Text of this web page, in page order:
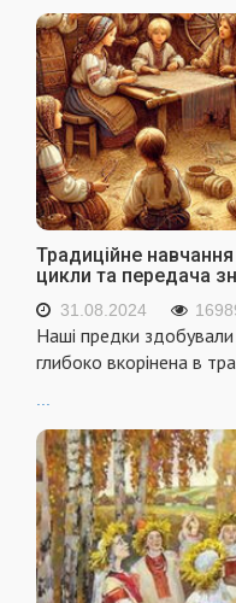
Традиційне
цикли та передача
31.08.2024
Наші предки здобували
глибоко вкорінена в